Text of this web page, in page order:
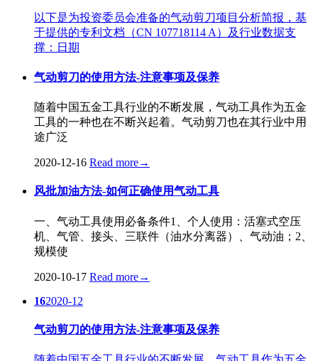
以下是为投资委员会准备的气动剪刀项目分析简报，基
于提供的专利文档（CN 107718114 A）及行业数据支
撑：日期
气动剪刀的使用方法-注意事项及保养
随着中国五金工具行业的不断发展，气动工具作为五金
工具的一种也在不断兴起着。气动剪刀也在其行业中用
途广泛
2020-12-16 Read more→
风批加油方法-如何正确使用气动工具
一、气动工具使用必备条件1、个人使用：活塞式空压
机、气管、接头、三联件（油水分离器）、气动油；2、
规模使
2020-10-17 Read more→
162020-12
气动剪刀的使用方法-注意事项及保养